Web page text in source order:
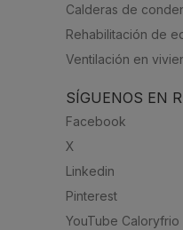
Calderas de
Rehabilitación de
Ventilación en
SÍGUENOS EN
Facebook
X
Linkedin
Pinterest
YouTube Caloryfrio